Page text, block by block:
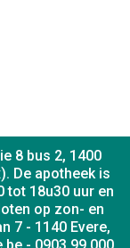
8 bus 2, 1400
De apotheek is
tot 18u30 uur en
op zon- en
7 - 1140 Evere,